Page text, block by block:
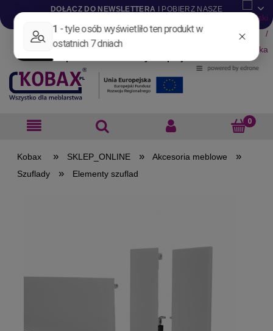
DOŁĄCZ DO NEWSLETTERA I POBIERZ NASZE
Aktualności Nowości
Blog
Pliki do pobrania
» SKLEP_ONLINE » Akcesoria meblowe »
Szuflady » Elementy szuflad